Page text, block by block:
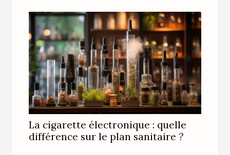
La cigarette électronique : quelle
différence sur le plan sanitaire ?